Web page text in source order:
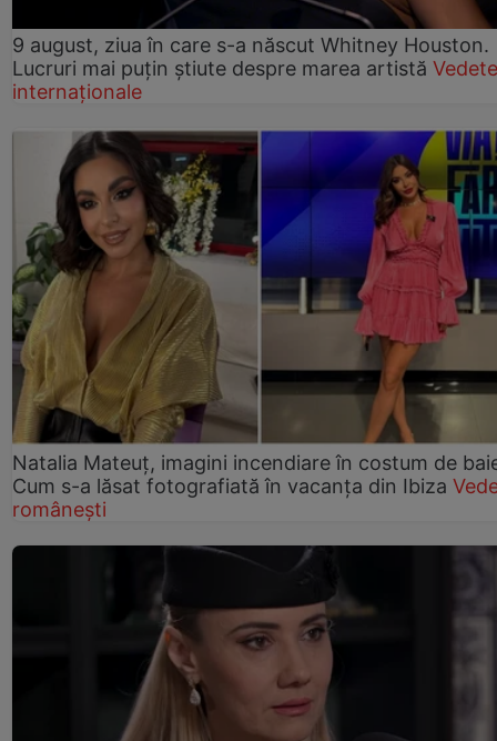
9 august, ziua în care s-a născut Whitney Houston.
Lucruri mai puțin știute despre marea artistă Vedete
internaționale
Natalia Mateuț, imagini incendiare în costum de
Cum s-a lăsat fotografiată în vacanța din Ibiza
românești